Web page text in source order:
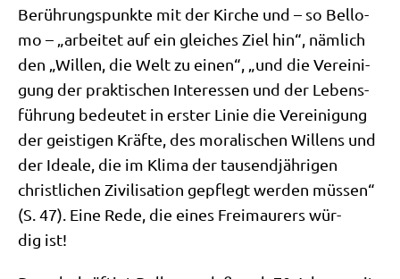
Berüh­rungs­punk­te mit der Kir­che und – so Bel­lo­
mo – „arbei­tet auf ein glei­ches Ziel hin“, näm­lich
den „Wil­len, die Welt zu einen“, „und die Ver­ei­ni­
gung der prak­ti­schen Inter­es­sen und der Lebens­
füh­rung bedeu­tet in erster Linie die Ver­ei­ni­gung
der gei­sti­gen Kräf­te, des mora­li­schen Wil­lens und
der Idea­le, die im Kli­ma der tau­send­jäh­ri­gen
christ­li­chen Zivi­li­sa­ti­on gepflegt wer­den müs­sen“
(S. 47). Eine Rede, die eines Frei­mau­rers wür­
dig ist!